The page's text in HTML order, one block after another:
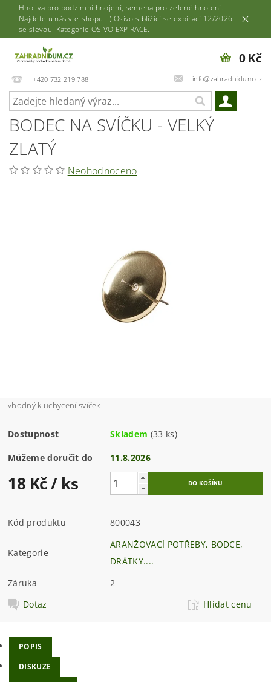
Hnojiva pro podzimní hnojení, semena pro zelené hnojení.
Najdete u nás v e-shopu :-) Osivo s blížící se expirací 12/2026
se slevou! Kategorie OSIVO EXPIRACE.
+420 732 219 788 info@zahradnidum.cz
0 Kč
BODEC NA SVÍČKU - VELKÝ
ZLATÝ
Neohodnoceno
vhodný k uchycení svíček
Dostupnost Skladem (33 ks)
Můžeme doručit do 11.8.2026
18 Kč/ ks
Kód produktu 800043
Kategorie
ARANŽOVACÍ POTŘEBY, BODCE,
DRÁTKY....
Záruka
2
Dotaz
Hlídat cenu
POPIS
DISKUZE